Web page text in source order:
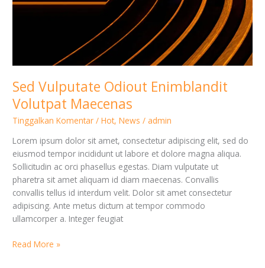
Sed Vulputate Odiout Enimblandit
Volutpat Maecenas
Tinggalkan Komentar /Hot,News / admin
Lorem ipsum dolor sit amet, consectetur adipiscing elit, sed do
eiusmod tempor incididunt ut labore et dolore magna aliqua.
Sollicitudin ac orci phasellus egestas. Diam vulputate ut
pharetra sit amet aliquam id diam maecenas. Convallis
convallis tellus id interdum velit. Dolor sit amet consectetur
adipiscing. Ante metus dictum at tempor commodo
ullamcorper a. Integer feugiat
Read More »